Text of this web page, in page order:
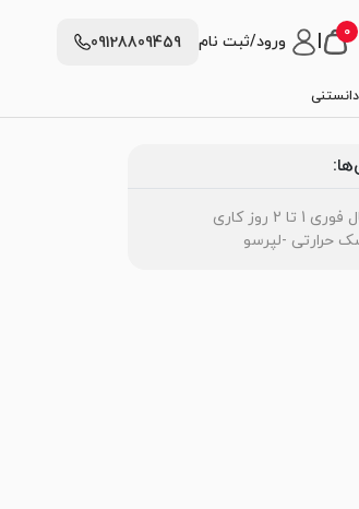
0 ورود/ثبت نام 09128809459
دانستنی
1 تا 2 روز کاری
حرارتی -لپرسو